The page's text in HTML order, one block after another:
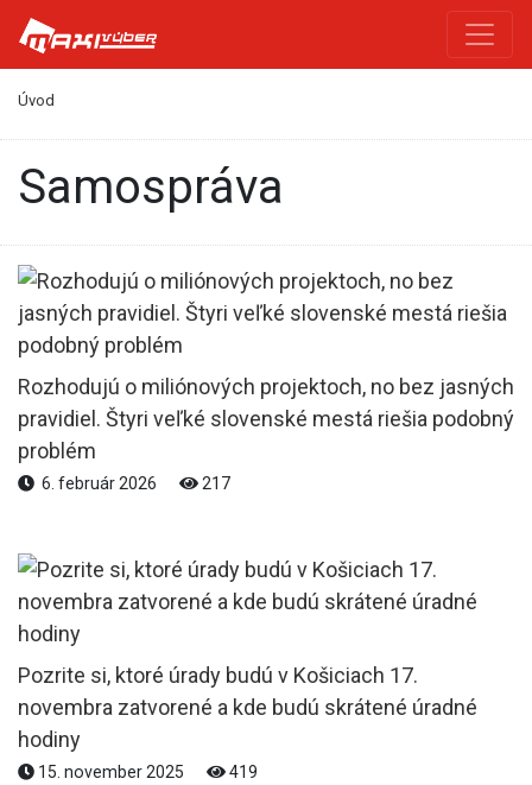
Úvod
samospráva
Rozhodujú o miliónových projektoch, no bez jasných
pravidiel. Štyri veľké slovenské mestá riešia podobný
problém
6. február 2026 217
Pozrite si, ktoré úrady budú v Košiciach 17.
novembra zatvorené a kde budú skrátené úradné
hodiny
15. november 2025 419